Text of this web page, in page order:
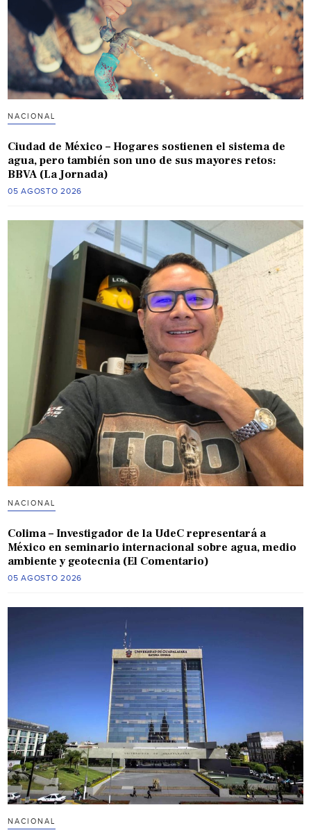
NACIONAL
Ciudad de México – Hogares sostienen el sistema de
agua, pero también son uno de sus mayores retos:
BBVA (La Jornada)
05 AGOSTO 2026
NACIONAL
Colima – Investigador de la UdeC representará a
México en seminario internacional sobre agua, medio
ambiente y geotecnia (El Comentario)
05 AGOSTO 2026
NACIONAL